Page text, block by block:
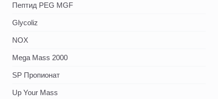
Пептид PEG MGF
Glycoliz
NOX
Mega Mass 2000
SP Пропионат
Up Your Mass